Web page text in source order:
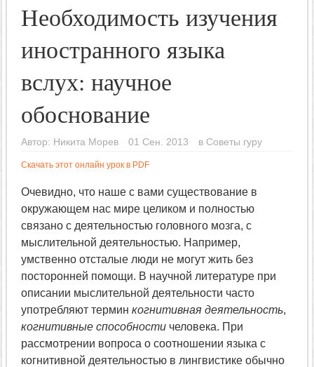
Необходимость изучения
иностранного языка
вслух: научное
обоснование
Автор: Никита Морев 01 Сен. 2013 в Советы гуру
Скачать этот онлайн урок в PDF
Очевидно, что наше с вами существование в
окружающем нас мире целиком и полностью
связано с деятельностью головного мозга, с
мыслительной деятельностью. Например,
умственно отсталые люди не могут жить без
посторонней помощи. В научной литературе при
описании мыслительной деятельности часто
употребляют термин когнитивная деятельность,
когнитивные способности человека. При
рассмотрении вопроса о соотношении языка с
когнитивной деятельностью в лингвистике обычно